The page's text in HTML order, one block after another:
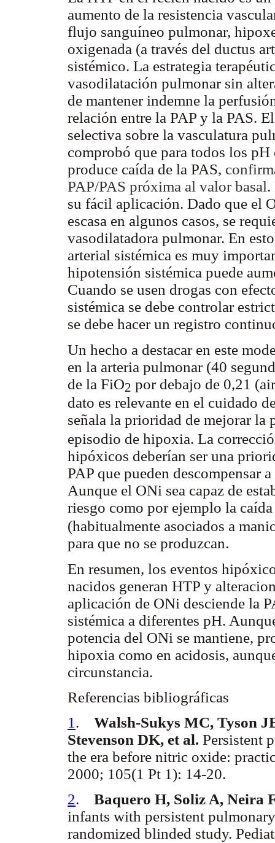
aumento de la resistencia
flujo sanguíneo pulmonar,
oxigenada (a través del ductus
sistémico. La estrategia
vasodilatación pulmonar sin
de mantener indemne la
relación entre la PAP y la PAS.
selectiva sobre la vasculatura
comprobó que para todos los
produce caída de la PAS,
PAP/PAS próxima al valor basal.
su fácil aplicación. Dado que el
escasa en algunos casos, se
vasodilatadora pulmonar. En
arterial sistémica es muy
hipotensión sistémica puede
Cuando se usen drogas con
sistémica se debe controlar
se debe hacer un registro
Un hecho a destacar en este
en la arteria pulmonar (40
de la FiO2 por debajo de 0,21
dato es relevante en el cuidado
señala la prioridad de mejorar la
episodio de hipoxia. La
hipóxicos deberían ser una
PAP que pueden
Aunque el ONi sea capaz de
riesgo como por ejemplo la
(habitualmente asociados a
para que no se produzcan.
En resumen, los eventos
nacidos generan HTP y
aplicación de ONi desciende la
sistémica a diferentes pH.
potencia del ONi se mantiene,
hipoxia como en acidosis,
circunstancia.
Referencias bibliográficas
1 . Walsh-Sukys MC, Tyson
Stevenson DK, et al. Persistent
the era before nitric oxide:
2000; 105(1 Pt 1): 14-20.
2. Baquero H, Soliz A, Neira
infants with persistent
randomized blinded study.